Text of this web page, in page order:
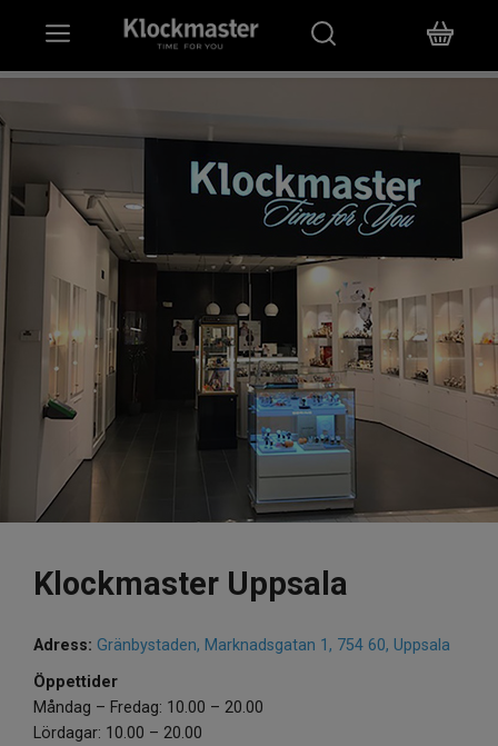
SMYCKEN
VARUMÄRKEN
BUTIKER
PRESENTKORT
Klockmaster Uppsala
Adress: Gränbystaden, Marknadsgatan 1, 754 60, Uppsala
Öppettider
Måndag – Fredag: 10.00 – 20.00
Lördagar: 10.00 – 20.00